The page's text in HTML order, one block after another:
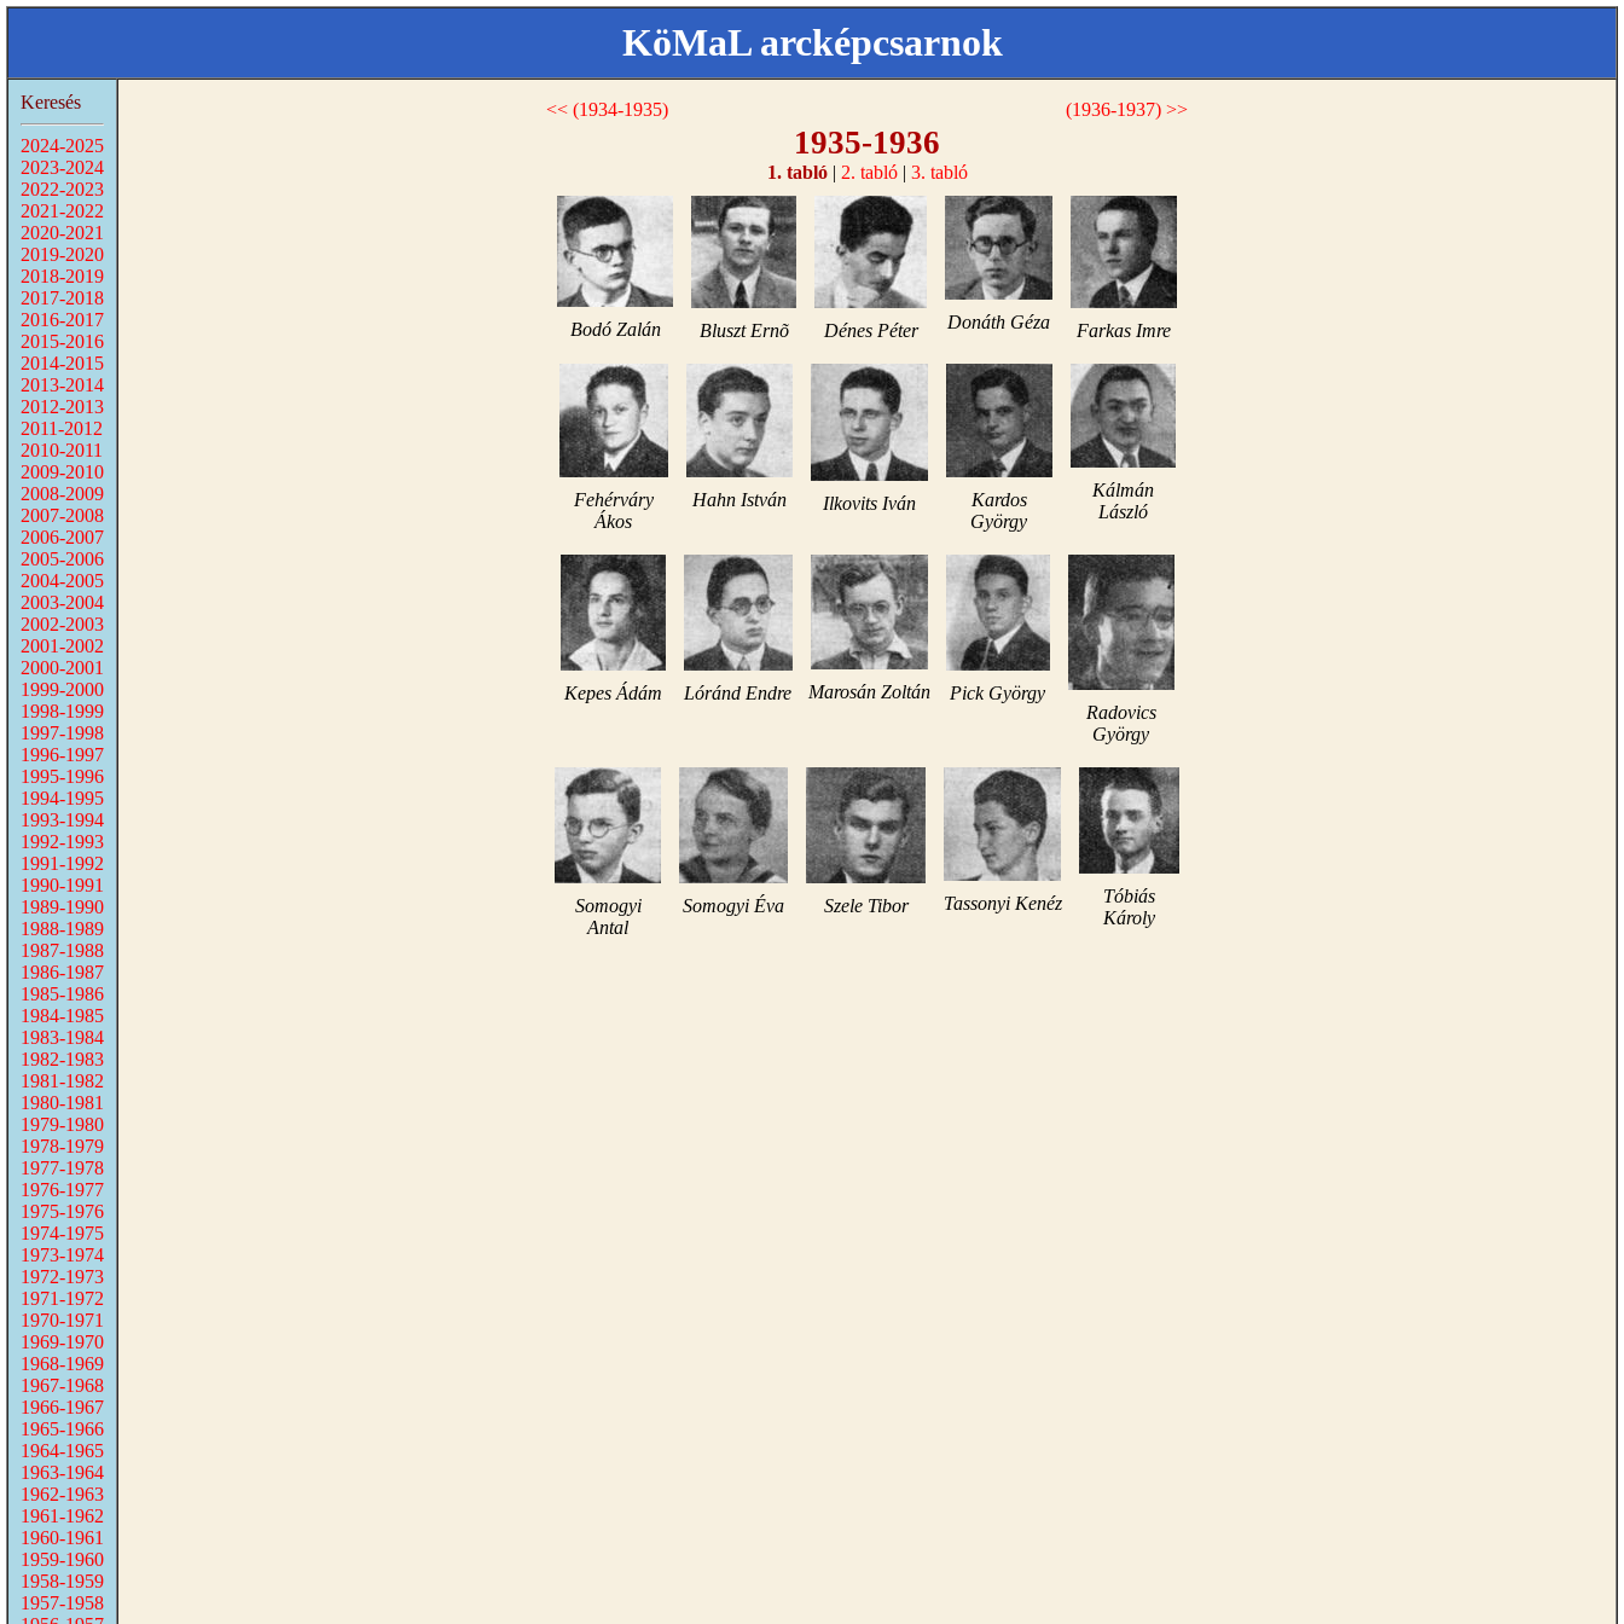
KöMaL arcképcsarnok
Keresés
2024-2025
2023-2024
2022-2023
2021-2022
2020-2021
2019-2020
2018-2019
2017-2018
2016-2017
2015-2016
2014-2015
2013-2014
2012-2013
2011-2012
2010-2011
2009-2010
2008-2009
2007-2008
2006-2007
2005-2006
2004-2005
2003-2004
2002-2003
2001-2002
2000-2001
1999-2000
1998-1999
1997-1998
1996-1997
1995-1996
1994-1995
1993-1994
1992-1993
1991-1992
1990-1991
1989-1990
1988-1989
1987-1988
1986-1987
1985-1986
1984-1985
1983-1984
1982-1983
1981-1982
1980-1981
1979-1980
1978-1979
1977-1978
1976-1977
1975-1976
1974-1975
1973-1974
1972-1973
1971-1972
1970-1971
1969-1970
1968-1969
1967-1968
1966-1967
1965-1966
1964-1965
1963-1964
1962-1963
1961-1962
1960-1961
1959-1960
1958-1959
1957-1958
<< (1934-1935) (1936-1937) >>
1935-1936
1. tabló| 2. tabló| 3. tabló
Bodó Zalán Bluszt Ernõ Dénes Péter Donáth Géza Farkas Imre
Fehérváry
Ákos
Hahn István Ilkovits Iván
Kardos
György
Kálmán
László
Kepes Ádám Lóránd Endre Marosán Zoltán
Pick György
Radovics
György
Somogyi
Antal
Somogyi Éva Szele Tibor Tassonyi Kenéz
Tóbiás
Károly